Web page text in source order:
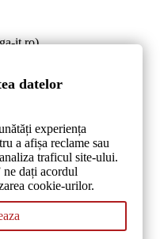
it.ro)
Et. 2, Apt. 21
de produse favorite
datelor
experiența
a afișa reclame sau
traficul site-ului.
dați acordul
cookie-urilor.